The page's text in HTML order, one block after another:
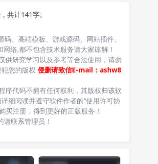
共计141字。
、高端模板、游戏源码、网站插件、
络,都不包含技术服务请大家谅解！
供研究学习以及参考等合法使用，请勿
您的版权 侵删请致信E-mail：ashw8
序代码不拥有任何权利，其版权归该软
细阅读并遵守软件作者的“使用许可协
买注册，得到更好的正版服务！
联系管理员！